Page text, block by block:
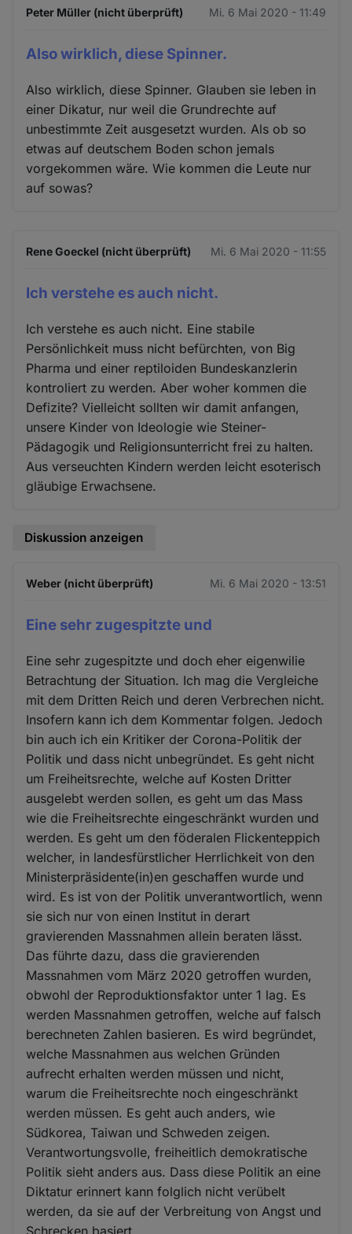
Peter Müller (nicht überprüft) Mi. 6 Mai 2020 - 11:49
Also wirklich, diese Spinner.
Also wirklich, diese Spinner. Glauben sie leben in
einer Dikatur, nur weil die Grundrechte auf
unbestimmte Zeit ausgesetzt wurden. Als ob so
etwas auf deutschem Boden schon jemals
vorgekommen wäre. Wie kommen die Leute nur
auf sowas?
Rene Goeckel (nicht überprüft) Mi. 6 Mai 2020 - 11:55
Ich verstehe es auch nicht.
Ich verstehe es auch nicht. Eine stabile
Persönlichkeit muss nicht befürchten, von Big
Pharma und einer reptiloiden Bundeskanzlerin
kontroliert zu werden. Aber woher kommen die
Defizite? Vielleicht sollten wir damit anfangen,
unsere Kinder von Ideologie wie Steiner-
Pädagogik und Religionsunterricht frei zu halten.
Aus verseuchten Kindern werden leicht esoterisch
gläubige Erwachsene.
Diskussion anzeigen
Weber (nicht überprüft) Mi. 6 Mai 2020 - 13:51
Eine sehr zugespitzte und
Eine sehr zugespitzte und doch eher eigenwilie
Betrachtung der Situation. Ich mag die Vergleiche
mit dem Dritten Reich und deren Verbrechen nicht.
Insofern kann ich dem Kommentar folgen. Jedoch
bin auch ich ein Kritiker der Corona-Politik der
Politik und dass nicht unbegründet. Es geht nicht
um Freiheitsrechte, welche auf Kosten Dritter
ausgelebt werden sollen, es geht um das Mass
wie die Freiheitsrechte eingeschränkt wurden und
werden. Es geht um den föderalen Flickenteppich
welcher, in landesfürstlicher Herrlichkeit von den
Ministerpräsidente(in)en geschaffen wurde und
wird. Es ist von der Politik unverantwortlich, wenn
sie sich nur von einen Institut in derart
gravierenden Massnahmen allein beraten lässt.
Das führte dazu, dass die gravierenden
Massnahmen vom März 2020 getroffen wurden,
obwohl der Reproduktionsfaktor unter 1 lag. Es
werden Massnahmen getroffen, welche auf falsch
berechneten Zahlen basieren. Es wird begründet,
welche Massnahmen aus welchen Gründen
aufrecht erhalten werden müssen und nicht,
warum die Freiheitsrechte noch eingeschränkt
werden müssen. Es geht auch anders, wie
Südkorea, Taiwan und Schweden zeigen.
Verantwortungsvolle, freiheitlich demokratische
Politik sieht anders aus. Dass diese Politik an eine
Diktatur erinnert kann folglich nicht verübelt
werden, da sie auf der Verbreitung von Angst und